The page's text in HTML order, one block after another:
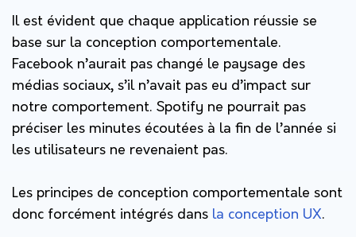
Il est évident que chaque application réussie se
base sur la conception comportementale.
Facebook n’aurait pas changé le paysage des
médias sociaux, s’il n’avait pas eu d’impact sur
notre comportement. Spotify ne pourrait pas
préciser les minutes écoutées à la fin de l’année si
les utilisateurs ne revenaient pas.
Les principes de conception comportementale sont
donc forcément intégrés dans la conception UX.